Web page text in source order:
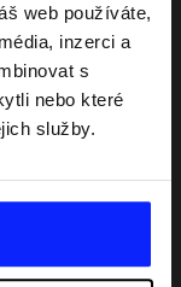
web používáte,
inzerci a
s
nebo které
služby.